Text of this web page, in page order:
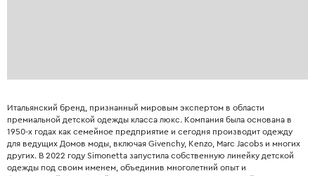
Итальянский бренд, признанный мировым экспертом в области
премиальной детской одежды класса люкс. Компания была основана в
1950-х годах как семейное предприятие и сегодня производит одежду
для ведущих Домов моды, включая Givenchy, Kenzo, Marc Jacobs и многих
других. В 2022 году Simonetta запустила собственную линейку детской
одежды под своим именем, объединив многолетний опыт и